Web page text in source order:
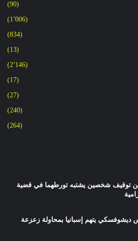
(90)
(1٬006)
(834)
(13)
(2٬146)
(17)
(27)
(240)
(264)
توقيف شخصين يشتبه تورطهما في قضية
ديشوفسكي يتهم إسبانيا بمحاولة زعزعة